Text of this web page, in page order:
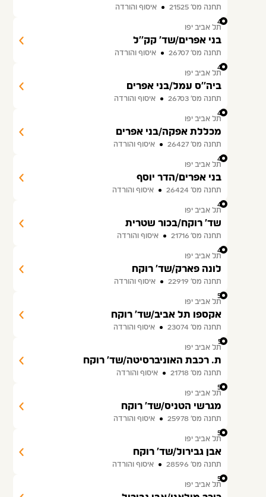
תחנה מס׳ 21525 איסוף והורדה
44
תל אביב יפו
בני אפרים/שד' קק''ל
תחנה מס׳ 26707 איסוף והורדה
45
תל אביב יפו
ביה''ס עמל/בני אפרים
תחנה מס׳ 26703 איסוף והורדה
46
תל אביב יפו
מכללת אפקה/בני אפרים
תחנה מס׳ 26427 איסוף והורדה
47
תל אביב יפו
בני אפרים/הדר יוסף
תחנה מס׳ 26424 איסוף והורדה
48
תל אביב יפו
שד' רוקח/בכור שטרית
תחנה מס׳ 21716 איסוף והורדה
49
תל אביב יפו
לונה פארק/שד' רוקח
תחנה מס׳ 22919 איסוף והורדה
50
תל אביב יפו
אקספו תל אביב/שד' רוקח
תחנה מס׳ 23074 איסוף והורדה
51
תל אביב יפו
ת. רכבת האוניברסיטה/שד' רוקח
תחנה מס׳ 21718 איסוף והורדה
52
תל אביב יפו
מגרשי הטניס/שד' רוקח
תחנה מס׳ 25978 איסוף והורדה
53
תל אביב יפו
אבן גבירול/שד' רוקח
תחנה מס׳ 28596 איסוף והורדה
54
תל אביב יפו